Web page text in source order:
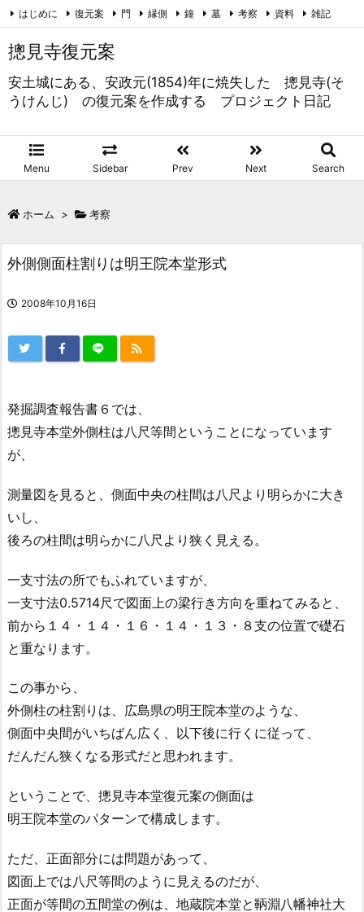
摠見寺復元案
安土城にある、安政元(1854)年に焼失した 摠見寺(そ
うけんじ) の復元案を作成する プロジェクト日記
Menu Sidebar Prev Next Search
はじめに 復元案 門 縁側 鐘 墓 考察 資料 雑記
未分類
ホーム > 考察
外側側面柱割りは明王院本堂形式
2008年10月16日
発掘調査報告書６では、
摠見寺本堂外側柱は八尺等間ということになっています
が、
測量図を見ると、側面中央の柱間は八尺より明らかに大き
いし、
後ろの柱間は明らかに八尺より狭く見える。
一支寸法の所でもふれていますが、
一支寸法0.5714尺で図面上の梁行き方向を重ねてみると、
前から１４・１４・１６・１４・１３・８支の位置で礎石
と重なります。
この事から、
外側柱の柱割りは、広島県の明王院本堂のような、
側面中央間がいちばん広く、以下後に行くに従って、
だんだん狭くなる形式だと思われます。
ということで、摠見寺本堂復元案の側面は
明王院本堂のパターンで構成します。
ただ、正面部分には問題があって、
図面上では八尺等間のように見えるのだが、
正面が等間の五間堂の例は、地蔵院本堂と鞆淵八幡神社大